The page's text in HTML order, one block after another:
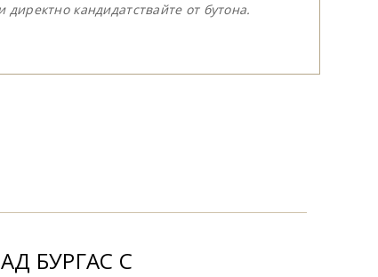
директно кандидатствайте от бутона.
БУРГАС С